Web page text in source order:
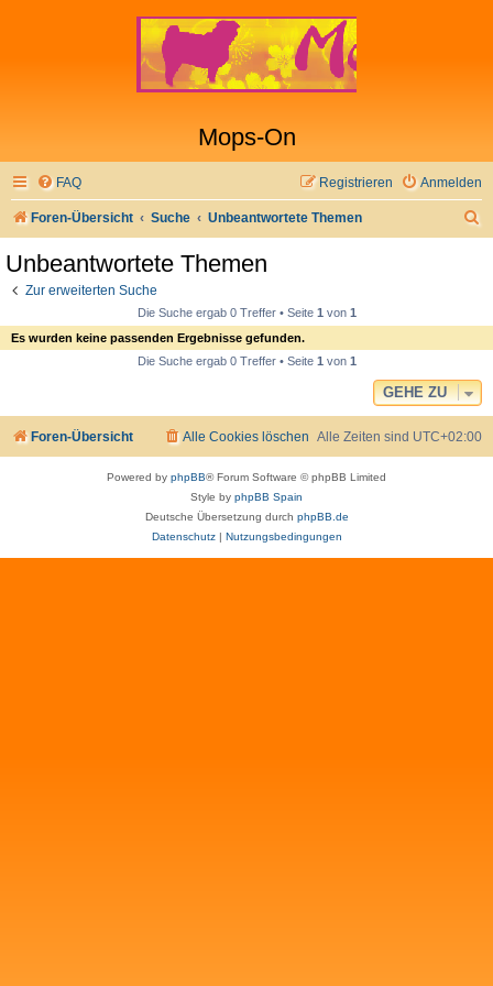
Mops-On
FAQ Anmelden
Registrieren
Foren-Übersicht Suche Unbeantwortete Themen
Unbeantwortete Themen
Zur erweiterten Suche
Die Suche ergab 0 Treffer • Seite 1von 1
Es wurden keine passenden Ergebnisse gefunden.
Die Suche ergab 0 Treffer • Seite 1von 1
GEHE ZU
Foren-Übersicht Alle Zeiten sind UTC+02:00
Alle Cookies löschen
Powered by phpBB® Forum Software © phpBB Limited
Style by phpBB Spain
Deutsche Übersetzung durch phpBB.de
Datenschutz| Nutzungsbedingungen